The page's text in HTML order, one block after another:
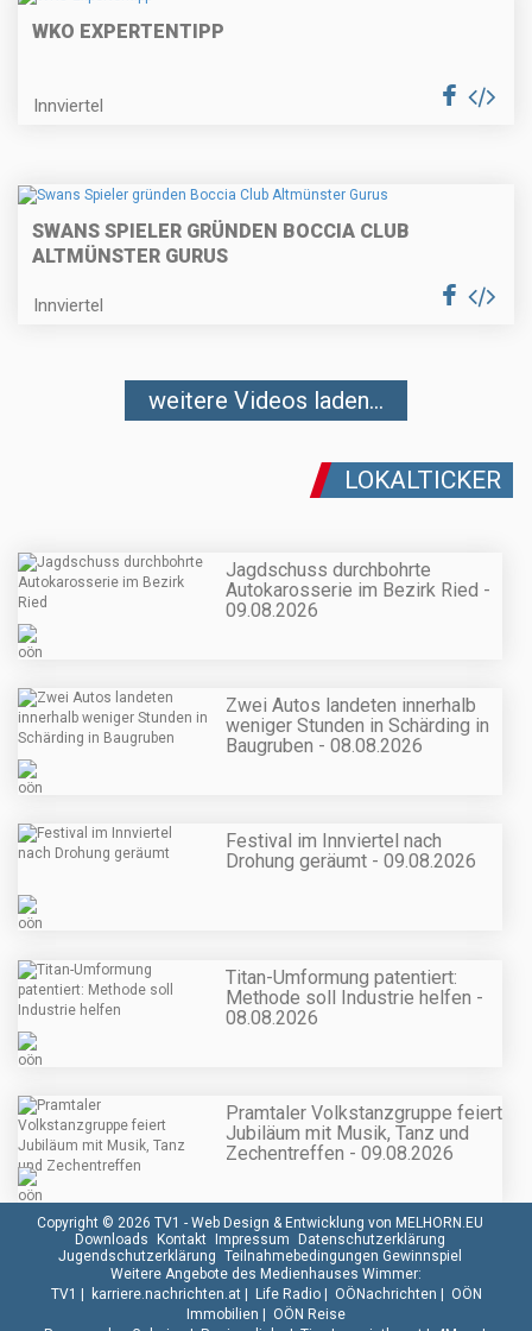
WKO EXPERTENTIPP
Innviertel
SWANS SPIELER GRÜNDEN BOCCIA CLUB
ALTMÜNSTER GURUS
Innviertel
weitere Videos laden...
LOKALTICKER
Jagdschuss durchbohrte
Autokarosserie im Bezirk Ried -
09.08.2026
Zwei Autos landeten innerhalb
weniger Stunden in Schärding in
Baugruben - 08.08.2026
Festival im Innviertel nach
Drohung geräumt - 09.08.2026
Titan-Umformung patentiert:
Methode soll Industrie helfen -
08.08.2026
Pramtaler Volkstanzgruppe feiert
Jubiläum mit Musik, Tanz und
Zechentreffen - 09.08.2026
Copyright © 2026 TV1 - Web Design & Entwicklung von MELHORN.EU
Downloads Kontakt Impressum Datenschutzerklärung
Jugendschutzerklärung Teilnahmebedingungen Gewinnspiel
Weitere Angebote des Medienhauses Wimmer:
TV1 | karriere.nachrichten.at| Life Radio| OÖNachrichten | OÖN
Immobilien | OÖN Reise